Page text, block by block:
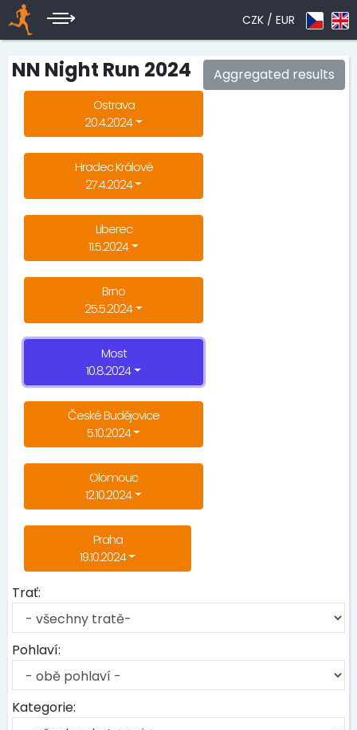
CZK / EUR
Aggregated results
NN Night Run 2024
Ostrava
20.4.2024
Hradec Králové
27.4.2024
Liberec
11.5.2024
Brno
25.5.2024
Most
10.8.2024
České Budějovice
5.10.2024
Olomouc
12.10.2024
Praha
19.10.2024
Trať:
Pohlaví:
Kategorie: